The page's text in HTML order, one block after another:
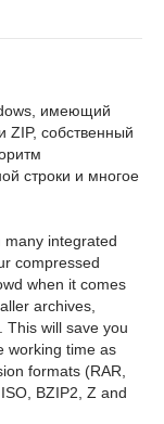
имеющий
ZIP, собственный
строки и многое
many integrated
compressed
when it comes
archives,
This will save you
working time as
formats (RAR,
BZIP2, Z and